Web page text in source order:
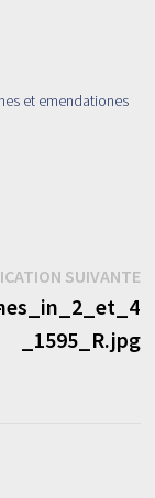
et emendationes
SUIVANTE
_1595_R.jpg